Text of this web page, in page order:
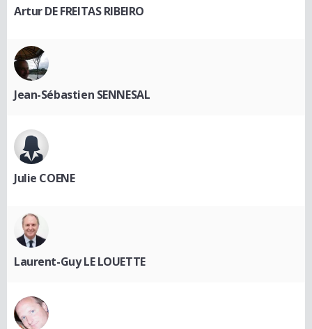
Artur DE FREITAS RIBEIRO
Jean-Sébastien SENNESAL
Julie COENE
Laurent-Guy LE LOUETTE